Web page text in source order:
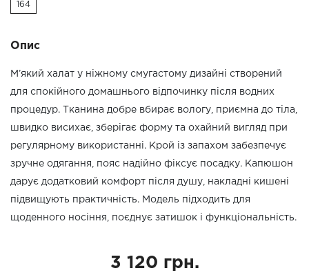
164
Опис
М’який халат у ніжному смугастому дизайні створений
для спокійного домашнього відпочинку після водних
процедур. Тканина добре вбирає вологу, приємна до тіла,
швидко висихає, зберігає форму та охайний вигляд при
регулярному використанні. Крой із запахом забезпечує
зручне одягання, пояс надійно фіксує посадку. Капюшон
дарує додатковий комфорт після душу, накладні кишені
підвищують практичність. Модель підходить для
щоденного носіння, поєднує затишок і функціональність.
3 120 грн.